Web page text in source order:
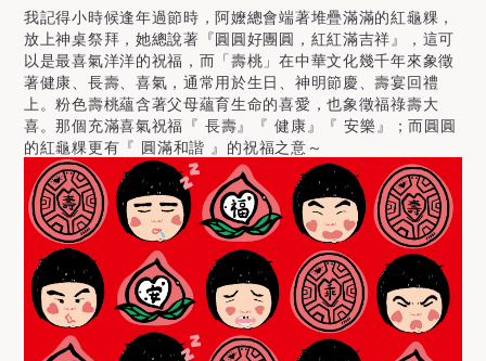
我記得小時候逢年過節時，阿嬤總會端著堆疊滿滿的紅龜粿，
放上神桌祭拜，她總說著『圓圓好團圓，紅紅滿吉祥』，這可
以是最喜氣洋洋的祝福，而「壽桃」在中華文化幾千年來象徵
著健康、長壽、喜氣，通常用於生日、神明節慶、壽宴回禮
上。粉色壽桃蘊含著父母蘊育生命的喜愛，也象徵福祿壽大
喜。那個充滿喜氣祝福『 長壽』『 健康』『 安樂』；而圓圓
的紅龜粿更有『 圓滿和諧 』的祝福之意～